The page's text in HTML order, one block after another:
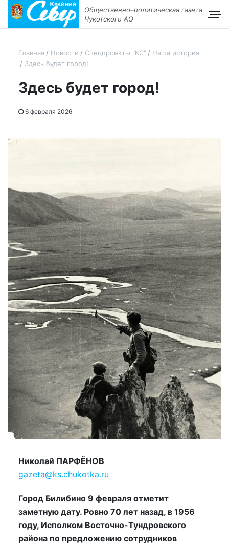
Общественно–политическая газета
Чукотского АО
Главная Новости Спецпроекты "КС"
Наша история
Здесь будет город!
Здесь будет город!
6 февраля 2026
Николай ПАРФЁНОВ
gazeta@ks.chukotka.ru
Город Билибино 9 февраля отметит
заметную дату. Ровно 70 лет назад, в 1956
году, Исполком Восточно-Тундровского
района по предложению сотрудников